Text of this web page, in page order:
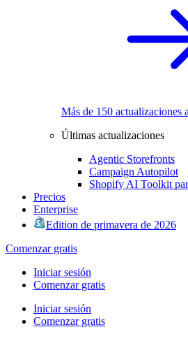
Más de 150 actualizaciones
Últimas actualizaciones
Agentic Storefronts
Campaign Autopilot
Shopify AI Toolkit
Precios
Enterprise
Edition de primavera de 2026
Comenzar gratis
Iniciar sesión
Comenzar gratis
Iniciar sesión
Comenzar gratis